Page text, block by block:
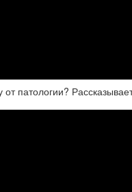
патологии?